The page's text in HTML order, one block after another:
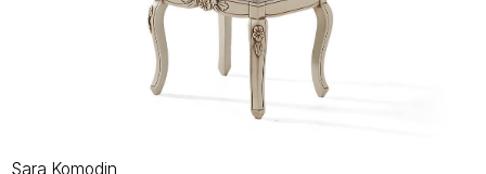
Thomas Komodin